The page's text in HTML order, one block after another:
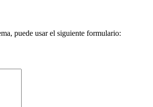
puede usar el siguiente formulario: